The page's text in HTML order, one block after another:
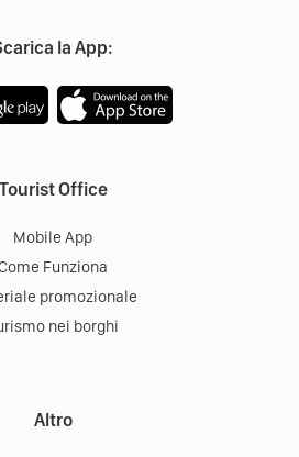
la App:
Tourist Office
Mobile App
Funziona
promozionale
nei borghi
Altro